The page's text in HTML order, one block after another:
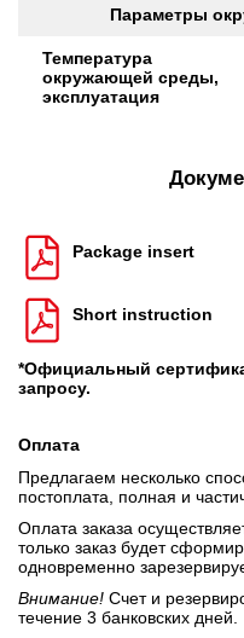
Параметры
Температура
окружающей среды,
эксплуатация
Package insert
Short instruction
*Официальный
запросу.
Оплата
Предлагаем несколько
постоплата, полная и
Оплата заказа
только заказ будет
одновременно
Внимание! Счет и
течение 3 банковских дней.